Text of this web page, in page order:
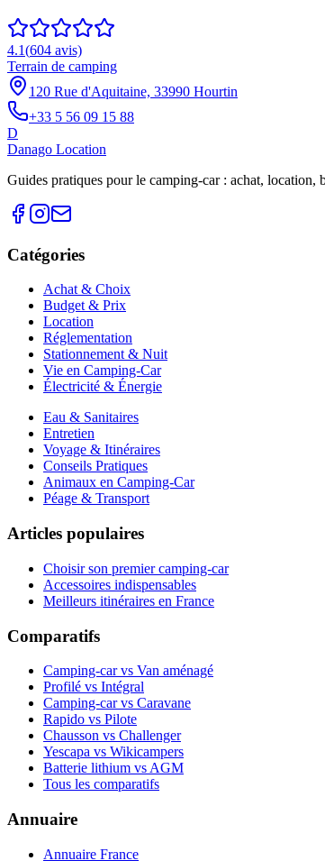
4.1(604 avis)
Terrain de camping
120 Rue d'Aquitaine, 33990 Hourtin
+33 5 56 09 15 88
D
Danago Location
Guides pratiques pour le camping-car : achat, location,
Catégories
Achat & Choix
Budget & Prix
Location
Réglementation
Stationnement & Nuit
Vie en Camping-Car
Électricité & Énergie
Eau & Sanitaires
Entretien
Voyage & Itinéraires
Conseils Pratiques
Animaux en Camping-Car
Péage & Transport
Articles populaires
Choisir son premier camping-car
Accessoires indispensables
Meilleurs itinéraires en France
Comparatifs
Camping-car vs Van aménagé
Profilé vs Intégral
Camping-car vs Caravane
Rapido vs Pilote
Chausson vs Challenger
Yescapa vs Wikicampers
Batterie lithium vs AGM
Tous les comparatifs
Annuaire
Annuaire France